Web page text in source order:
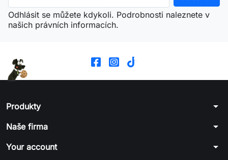
Odhlásit se můžete kdykoli. Podrobnosti naleznete v
našich právních informacích.
Produkty arrow_drop_down
Naše firma arrow_drop_down
Your account arrow_drop_down